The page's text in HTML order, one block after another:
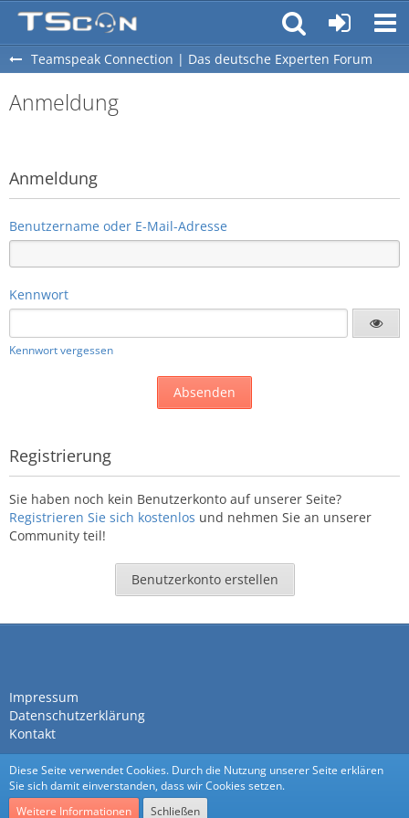
Teamspeak Connection | Das deutsche Experten Forum
Anmeldung
Anmeldung
Benutzername oder E-Mail-Adresse
Kennwort
Kennwort vergessen
Registrierung
Sie haben noch kein Benutzerkonto auf unserer Seite?
Registrieren Sie sich kostenlos und nehmen Sie an unserer
Community teil!
Benutzerkonto erstellen
Impressum
Datenschutzerklärung
Kontakt
Diese Seite verwendet Cookies. Durch die Nutzung unserer Seite erklären
Sie sich damit einverstanden, dass wir Cookies setzen.
Weitere Informationen
Schließen